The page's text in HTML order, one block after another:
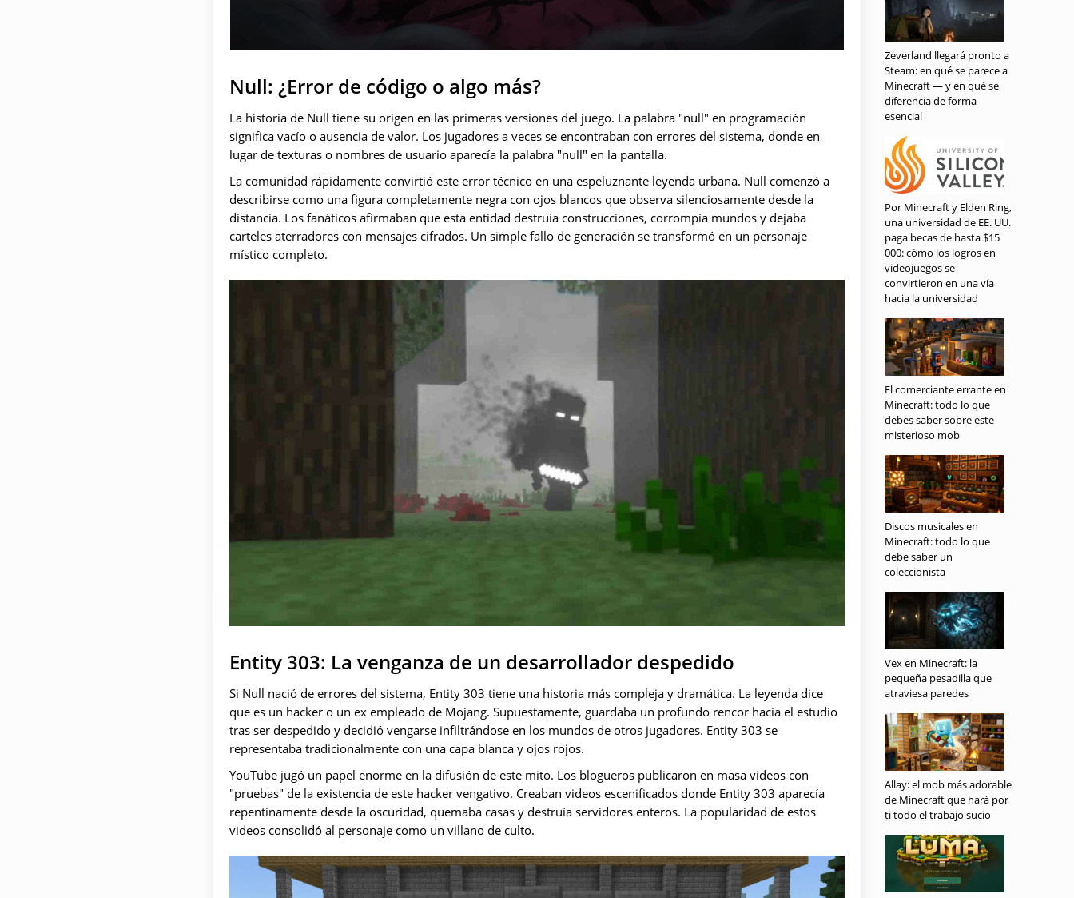
Null: ¿Error de código o algo más?
La historia de Null tiene su origen en las primeras versiones del juego. La palabra "null" en programación
significa vacío o ausencia de valor. Los jugadores a veces se encontraban con errores del sistema, donde en
lugar de texturas o nombres de usuario aparecía la palabra "null" en la pantalla.
La comunidad rápidamente convirtió este error técnico en una espeluznante leyenda urbana. Null comenzó a
describirse como una figura completamente negra con ojos blancos que observa silenciosamente desde la
distancia. Los fanáticos afirmaban que esta entidad destruía construcciones, corrompía mundos y dejaba
carteles aterradores con mensajes cifrados. Un simple fallo de generación se transformó en un personaje
místico completo.
Entity 303: La venganza de un desarrollador despedido
Si Null nació de errores del sistema, Entity 303 tiene una historia más compleja y dramática. La leyenda dice
que es un hacker o un ex empleado de Mojang. Supuestamente, guardaba un profundo rencor hacia el estudio
tras ser despedido y decidió vengarse infiltrándose en los mundos de otros jugadores. Entity 303 se
representaba tradicionalmente con una capa blanca y ojos rojos.
YouTube jugó un papel enorme en la difusión de este mito. Los blogueros publicaron en masa videos con
"pruebas" de la existencia de este hacker vengativo. Creaban videos escenificados donde Entity 303 aparecía
repentinamente desde la oscuridad, quemaba casas y destruía servidores enteros. La popularidad de estos
videos consolidó al personaje como un villano de culto.
Zeverland llegará pronto a
Steam: en qué se parece a
Minecraft — y en qué se
diferencia de forma
esencial
Por Minecraft y Elden Ring,
una universidad de EE. UU.
paga becas de hasta $15
000: cómo los logros en
videojuegos se
convirtieron en una vía
hacia la universidad
El comerciante errante en
Minecraft: todo lo que
debes saber sobre este
misterioso mob
Discos musicales en
Minecraft: todo lo que
debe saber un
coleccionista
Vex en Minecraft: la
pequeña pesadilla que
atraviesa paredes
Allay: el mob más adorable
de Minecraft que hará por
ti todo el trabajo sucio